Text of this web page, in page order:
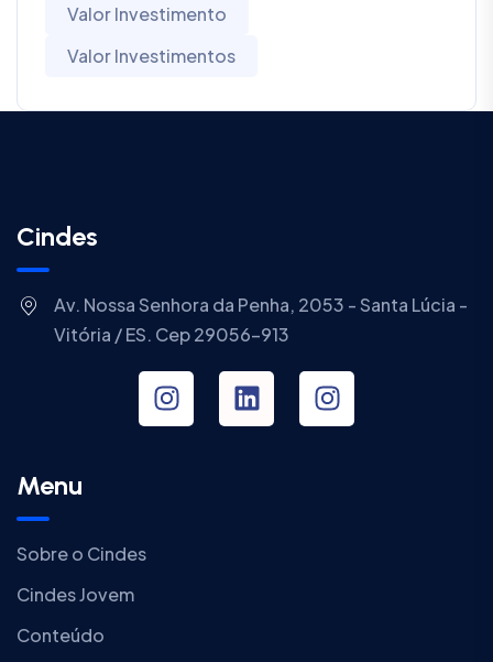
Valor Investimento
Valor Investimentos
Cindes
Av. Nossa Senhora da Penha, 2053 - Santa Lúcia -
Vitória / ES. Cep 29056-913
Menu
Sobre o Cindes
Cindes Jovem
Conteúdo